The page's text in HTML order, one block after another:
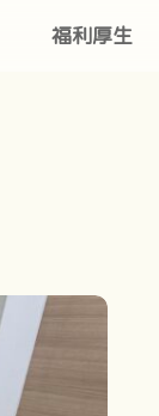
福利厚生